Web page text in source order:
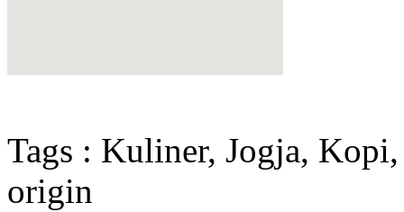
Tags : Kuliner, Jogja,
origin